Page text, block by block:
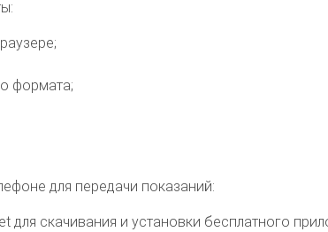
формата;
для передачи показаний:
для скачивания и установки бесплатного